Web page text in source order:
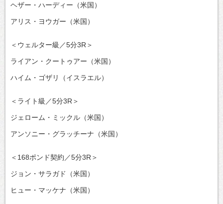
ヘザー・ハーディー（米国）
アリス・ヨウガー（米国）
＜ウェルター級／5分3R＞
ライアン・クートゥアー（米国）
ハイム・ゴザリ（イスラエル）
＜ライト級／5分3R＞
ジェローム・ミックル（米国）
アンソニー・グラッチーナ（米国）
＜168ポンド契約／5分3R＞
ジョン・サラガド（米国）
ヒュー・マッケナ（米国）